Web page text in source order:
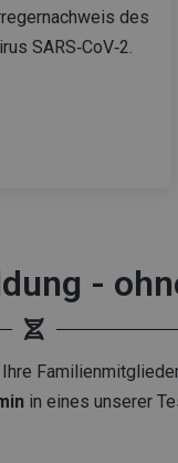
des
SARS‑CoV‑2.
-
in eines unserer